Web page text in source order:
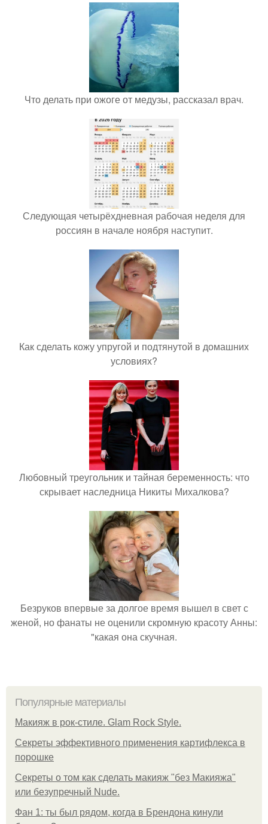
Что делать при ожоге от медузы, рассказал врач.
Следующая четырёхдневная рабочая неделя для
россиян в начале ноября наступит.
Как сделать кожу упругой и подтянутой в домашних
условиях?
Любовный треугольник и тайная беременность: что
скрывает наследница Никиты Михалкова?
Безруков впервые за долгое время вышел в свет с
женой, но фанаты не оценили скромную красоту Анны:
"какая она скучная.
Популярные материалы
Макияж в рок-стиле. Glam Rock Style.
Секреты эффективного применения картифлекса в
порошке
Секреты о том как сделать макияж "без Макияжа"
или безупречный Nude.
Фан 1: ты был рядом, когда в Брендона кинули